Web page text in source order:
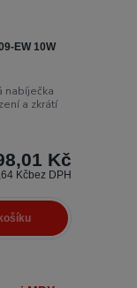
EW 10W
nabíječka
a zkrátí
Kč
Kčbez DPH